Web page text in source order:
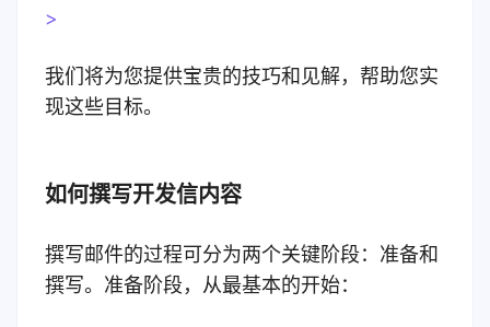
>
我们将为您提供宝贵的技巧和见解，帮助您实
现这些目标。
如何撰写开发信内容
撰写邮件的过程可分为两个关键阶段：准备和
撰写。准备阶段，从最基本的开始：